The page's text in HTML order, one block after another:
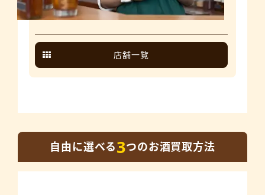
店舗一覧
自由に選べる3つのお酒買取方法